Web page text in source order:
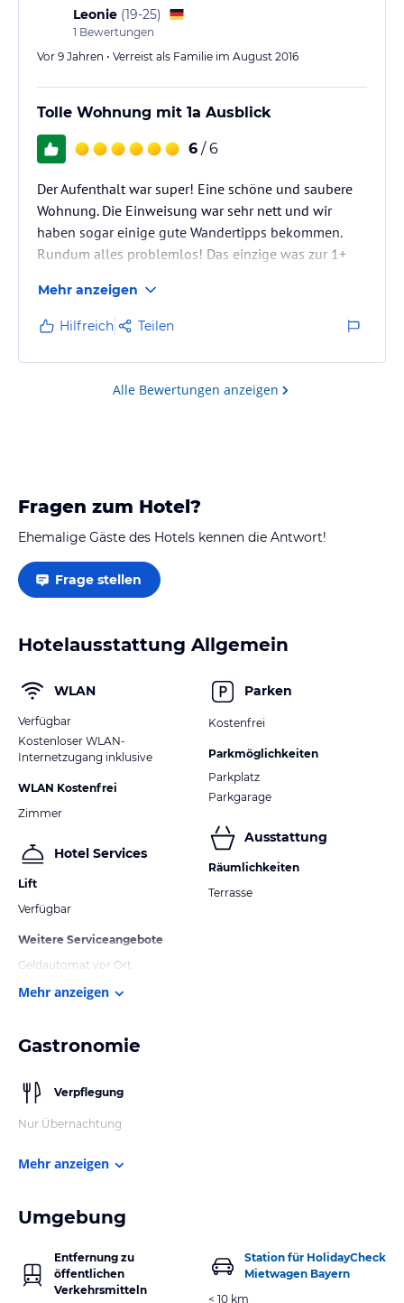
Bademäntel waren vorhanden.
Von dem umlaufenden Balkon aus hatte man eine
wunderbare Aussicht auf die…
Leonie (19-25)
1 Bewertungen
Vor 9 Jahren • Verreist als Familie im August 2016
Tolle Wohnung mit 1a Ausblick
6 / 6
Der Aufenthalt war super! Eine schöne und saubere
Wohnung. Die Einweisung war sehr nett und wir
haben sogar einige gute Wandertipps bekommen.
Rundum alles problemlos! Das einzige was zur 1+
Mehr anzeigen
Hilfreich Teilen
Alle Bewertungen anzeigen
Fragen zum Hotel?
Ehemalige Gäste des Hotels kennen die Antwort!
Frage stellen
Hotelausstattung Allgemein
WLAN
Verfügbar
Kostenloser WLAN-
Internetzugang inklusive
WLAN Kostenfrei
Zimmer
Hotel Services
Lift
Verfügbar
Weitere Serviceangebote
Geldautomat vor Ort
Parken
Kostenfrei
Parkmöglichkeiten
Parkplatz
Parkgarage
Ausstattung
Räumlichkeiten
Terrasse
Mehr anzeigen
Gastronomie
Verpflegung
Nur Übernachtung
Mehr anzeigen
Umgebung
Entfernung zu
öffentlichen
Verkehrsmitteln
Station für HolidayCheck
Mietwagen Bayern
< 10 km